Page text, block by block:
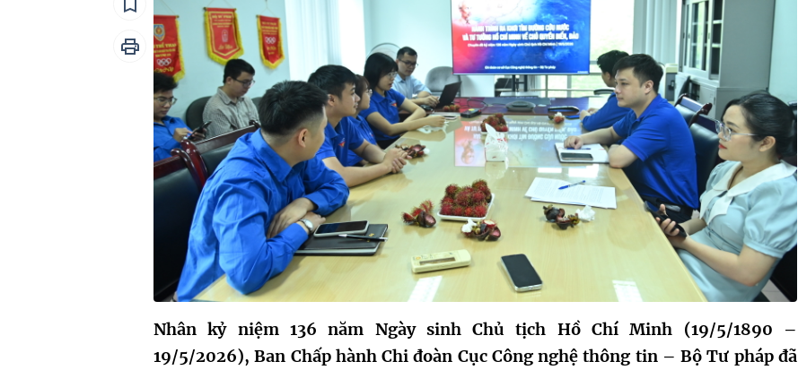
Nhân kỷ niệm 136 năm Ngày sinh Chủ tịch Hồ Chí Minh (19/5/1890 –
19/5/2026), Ban Chấp hành Chi đoàn Cục Công nghệ thông tin – Bộ Tư pháp đã